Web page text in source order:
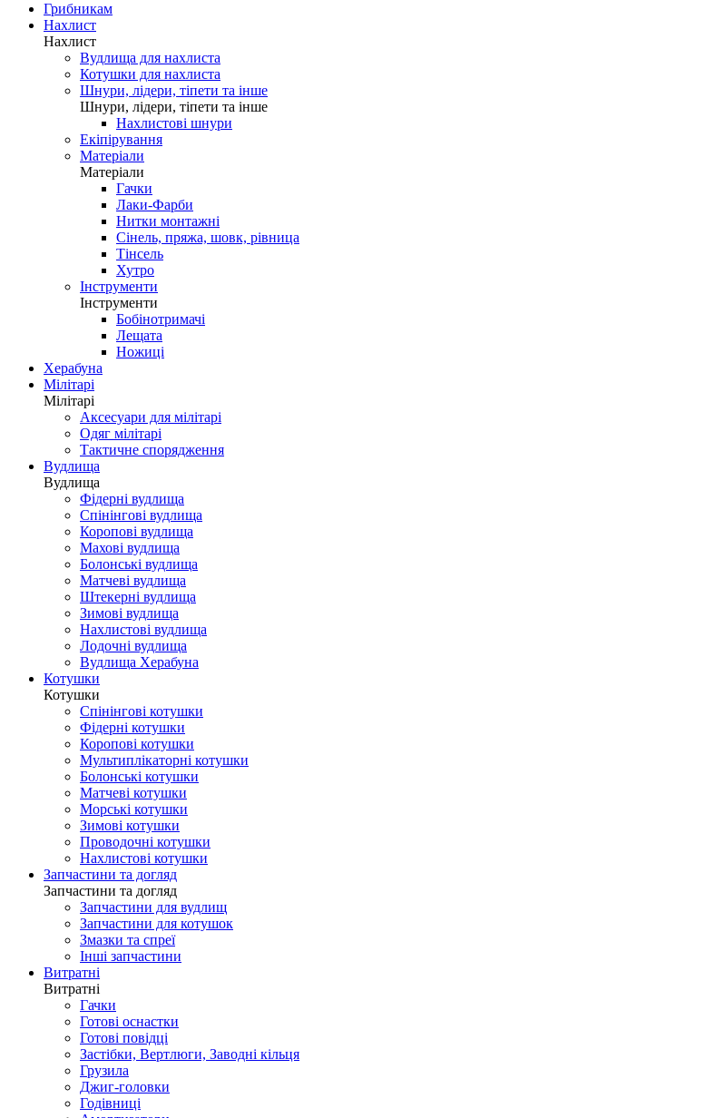
Грибникам
Нахлист
Нахлист
Вудлища для нахлиста
Котушки для нахлиста
Шнури, лідери, тіпети та інше
Шнури, лідери, тіпети та інше
Нахлистові шнури
Екіпірування
Матеріали
Матеріали
Гачки
Лаки-Фарби
Нитки монтажні
Сінель, пряжа, шовк, рівница
Тінсель
Хутро
Інструменти
Інструменти
Бобінотримачі
Лещата
Ножиці
Херабуна
Мілітарі
Мілітарі
Аксесуари для мілітарі
Одяг мілітарі
Тактичне спорядження
Вудлища
Вудлища
Фідерні вудлища
Спінінгові вудлища
Коропові вудлища
Махові вудлища
Болонські вудлища
Матчеві вудлища
Штекерні вудлища
Зимові вудлища
Нахлистові вудлища
Лодочні вудлища
Вудлища Херабуна
Котушки
Котушки
Спінінгові котушки
Фідерні котушки
Коропові котушки
Мультиплікаторні котушки
Болонські котушки
Матчеві котушки
Морські котушки
Зимові котушки
Проводочні котушки
Нахлистові котушки
Запчастини та догляд
Запчастини та догляд
Запчастини для вудлищ
Запчастини для котушок
Змазки та спреї
Інші запчастини
Витратні
Витратні
Гачки
Готові оснастки
Готові повідці
Застібки, Вертлюги, Заводні кільця
Грузила
Джиг-головки
Годівниці